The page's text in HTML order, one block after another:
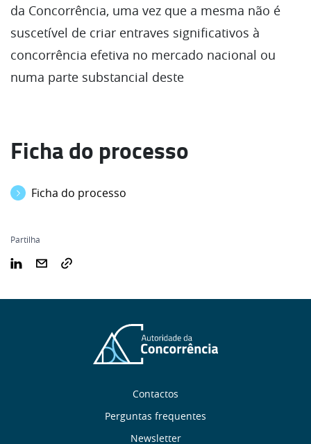
da Concorrência, uma vez que a mesma não é
suscetível de criar entraves significativos à
concorrência efetiva no mercado nacional ou
numa parte substancial deste
Ficha do processo
Ficha do processo
Partilha
Contactos
Perguntas frequentes
Newsletter